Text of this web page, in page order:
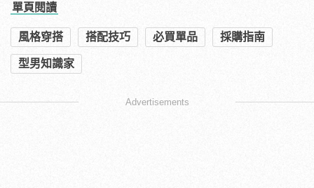
單頁閱讀
風格穿搭 搭配技巧 必買單品 採購指南
型男知識家
Advertisements